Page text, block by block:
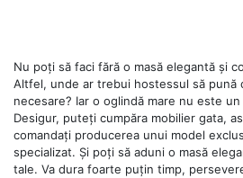
Nu poți să faci fără o masă elegantă și
Altfel, unde ar trebui hostessul să pună
necesare? Iar o oglindă mare nu este
Desigur, puteți cumpăra mobilier gata,
comandați producerea unui model
specializat. Și poți să aduni o masă
tale. Va dura foarte puțin timp,